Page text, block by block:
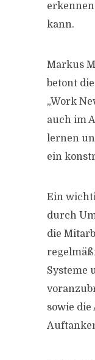
kann.
Markus
betont
„Work
auch im
lernen
ein
Ein
durch
die
Systeme
sowie